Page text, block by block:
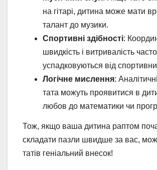
на гітарі, дитина може мати
талант до музики.
Спортивні здібності:
швидкість і витривалість часто
успадковуються від
Логічне мислення:
тата можуть проявитися в
любов до математики чи
Тож, якщо ваша дитина раптом
складати пазли швидше за вас,
татів геніальний внесок!